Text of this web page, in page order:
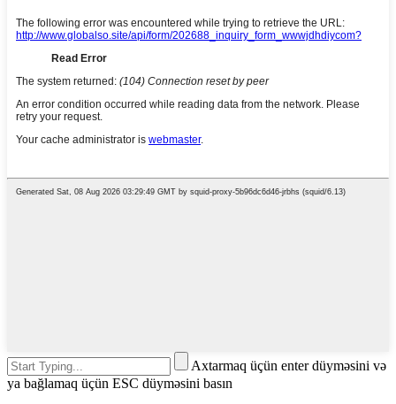
Axtarmaq üçün enter düyməsini və
ya bağlamaq üçün ESC düyməsini basın